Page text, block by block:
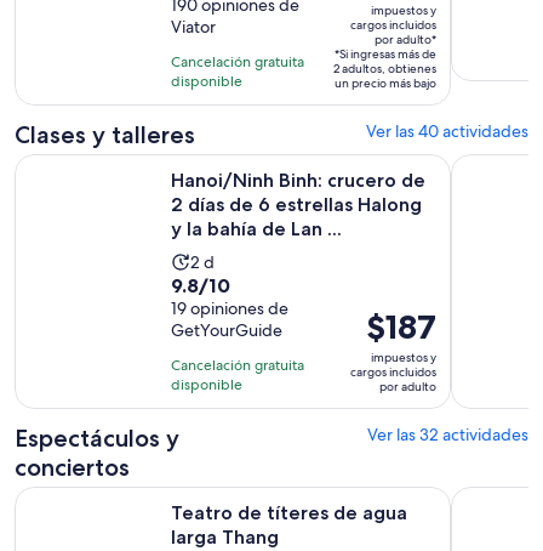
dura
5
horas
de
10
con
190
opiniones
190 opiniones de
Viator
Cancelación gratuita
disponible
es
de
$70.
por
adulto*
impuestos y
cargos incluidos
por adulto*
*Si ingresas más de
2 adultos, obtienes
un precio más bajo
Clases y talleres Ver las 40 actividades
Hanoi/Ninh Binh: crucero de
2 días de 6 estrellas Halong
y la bahía de Lan ...
La
actividad
dura
2
días
2 d
9.8
de
10
con
19
opiniones
9.8/10
19 opiniones de
GetYourGuide
Cancelación gratuita
disponible
El
precio
es
de
por
$187
impuestos y
cargos incluidos
por adulto
Hanoi/Ninh Binh: crucero de 2 días de 6 estrellas Halong y
Crucero
Espectáculos y
conciertos
Ver las 32 actividades
Teatro de títeres de agua
larga Thang
Teatro de títeres de agua larga Thang Se abrirá en una
Evite las